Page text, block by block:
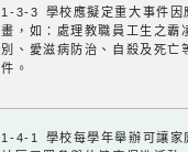
1-3-3 學校應擬定重大事件因
畫，如：處理教職員工生之霸
別、愛滋病防治、自殺及死亡
件。
1-4-1 學校每學年舉辦可讓家